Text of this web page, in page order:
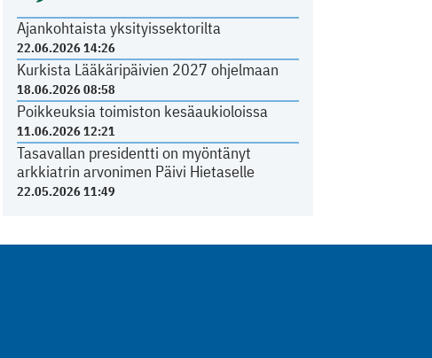
Ajankohtaista yksityissektorilta
22.06.2026 14:26
Kurkista Lääkäripäivien 2027 ohjelmaan
18.06.2026 08:58
Poikkeuksia toimiston kesäaukioloissa
11.06.2026 12:21
Tasavallan presidentti on myöntänyt
arkkiatrin arvonimen Päivi Hietaselle
22.05.2026 11:49